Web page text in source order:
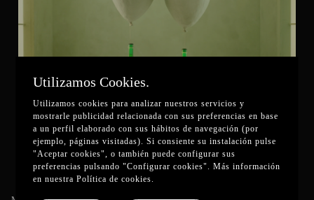
View Project
Utilizamos Cookies.
Utilizamos cookies para analizar nuestros servicios y
mostrarle publicidad relacionada con sus preferencias en base
a un perfil elaborado con sus hábitos de navegación (por
ejemplo, páginas visitadas). Si consiente su instalación pulse
"Aceptar cookies", o también puede configurar sus
preferencias pulsando "Configurar cookies". Más información
en nuestraPolítica de cookies.